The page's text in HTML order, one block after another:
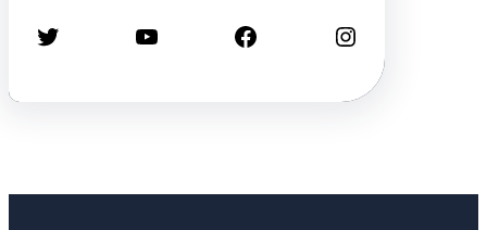
Twitter YouTube Facebook Instagram